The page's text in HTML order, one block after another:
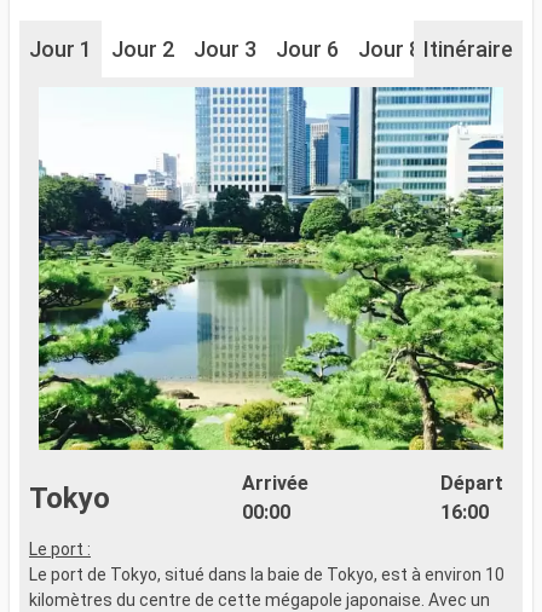
Jour 1 Jour 2 Jour 3 Jour 6 Jour 8 Jour 9
Itinéraire
Tokyo
Arrivée
00:00
Départ
16:00
Le port :
Le port de Tokyo, situé dans la baie de Tokyo, est à environ 10
kilomètres du centre de cette mégapole japonaise. Avec un